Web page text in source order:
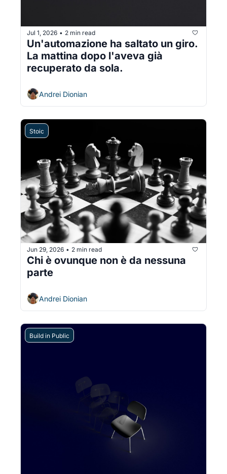
Jul 1, 2026 • 2 min read
Un'automazione ha saltato un giro.
La mattina dopo l'aveva già
recuperato da sola.
Andrei Dionian
Stoic
Jun 29, 2026 • 2 min read
Chi è ovunque non è da nessuna
parte
Andrei Dionian
Build in Public